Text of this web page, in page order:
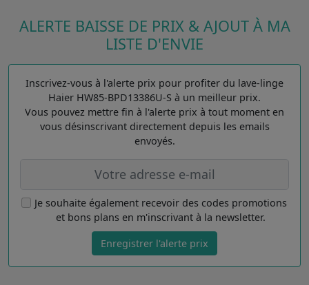
ALERTE BAISSE DE PRIX & AJOUT À MA
LISTE D'ENVIE
Inscrivez-vous à l'alerte prix pour profiter du lave-linge
Haier HW85-BPD13386U-S à un meilleur prix.
Vous pouvez mettre fin à l'alerte prix à tout moment en
vous désinscrivant directement depuis les emails
envoyés.
Je souhaite également recevoir des codes promotions
et bons plans en m'inscrivant à la newsletter.
Enregistrer l'alerte prix